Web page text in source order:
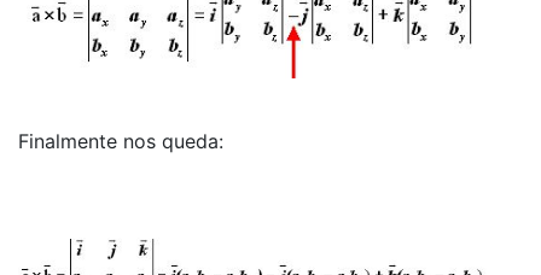
Finalmente nos queda: